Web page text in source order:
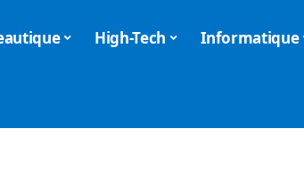
High-Tech Informatique